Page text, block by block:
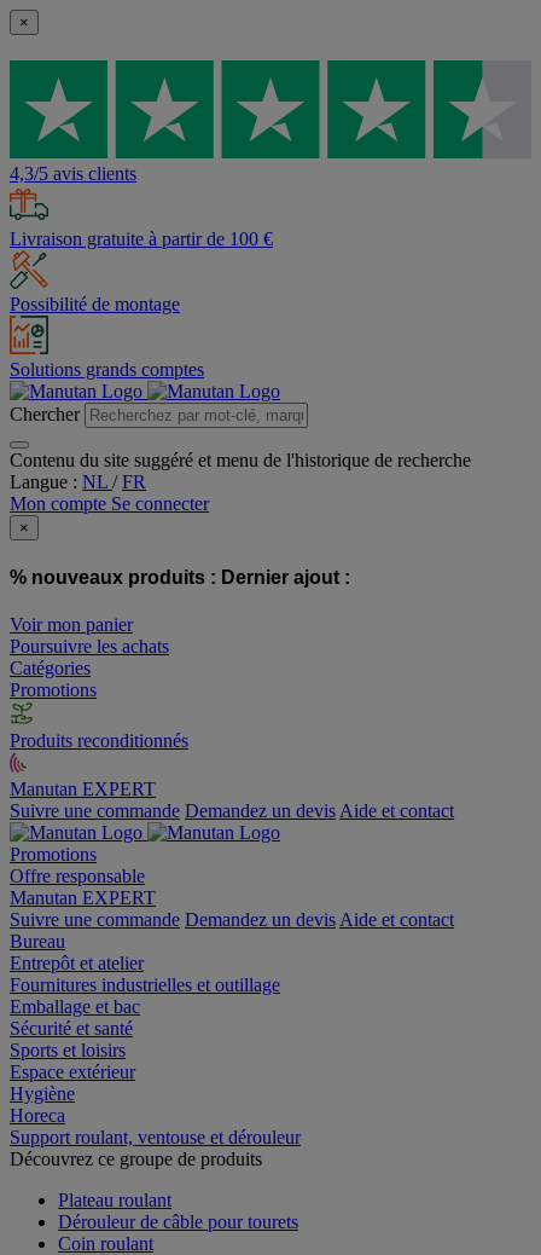
×
4,3/5 avis clients
Livraison gratuite à partir de 100 €
Possibilité de montage
Solutions grands comptes
Chercher
Contenu du site suggéré et menu de l'historique de recherche
Langue : NL /FR
Mon compte Se connecter
×
% nouveaux produits : Dernier ajout :
Voir mon panier
Poursuivre les achats
Catégories
Promotions
Produits reconditionnés
Manutan EXPERT
Suivre une commande Demandez un devis Aide et contact
Promotions
Offre responsable
Manutan EXPERT
Suivre une commande Demandez un devis Aide et contact
Bureau
Entrepôt et atelier
Fournitures industrielles et outillage
Emballage et bac
Sécurité et santé
Sports et loisirs
Espace extérieur
Hygiène
Horeca
Support roulant, ventouse et dérouleur
Découvrez ce groupe de produits
Plateau roulant
Dérouleur de câble pour tourets
Coin roulant